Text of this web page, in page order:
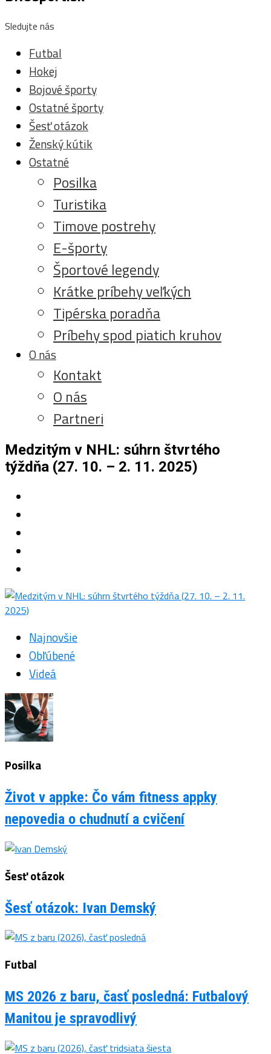
Sledujte nás
Futbal
Hokej
Bojové športy
Ostatné športy
Šesť otázok
Ženský kútik
Ostatné
Posilka
Turistika
Timove postrehy
E-športy
Športové legendy
Krátke príbehy veľkých
Tipérska poradňa
Príbehy spod piatich kruhov
O nás
Kontakt
O nás
Partneri
Medzitým v NHL: súhrn štvrtého
týždňa (27. 10. – 2. 11. 2025)
Najnovšie
Obľúbené
Videá
Posilka
Život v appke: Čo vám fitness appky
nepovedia o chudnutí a cvičení
Šesť otázok
Šesť otázok: Ivan Demský
Futbal
MS 2026 z baru, časť posledná: Futbalový
Manitou je spravodlivý